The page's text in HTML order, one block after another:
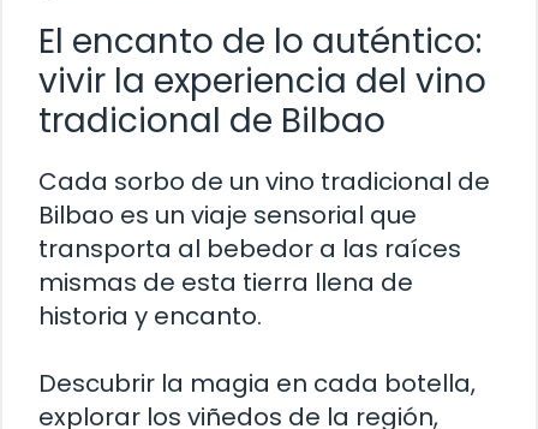
El encanto de lo auténtico:
vivir la experiencia del vino
tradicional de Bilbao
Cada sorbo de un vino tradicional de
Bilbao es un viaje sensorial que
transporta al bebedor a las raíces
mismas de esta tierra llena de
historia y encanto.
Descubrir la magia en cada botella,
explorar los viñedos de la región,